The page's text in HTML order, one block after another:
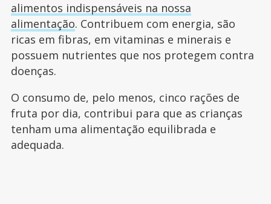
alimentos indispensáveis na nossa
alimentação. Contribuem com energia, são
ricas em fibras, em vitaminas e minerais e
possuem nutrientes que nos protegem contra
doenças.
O consumo de, pelo menos, cinco rações de
fruta por dia, contribui para que as crianças
tenham uma alimentação equilibrada e
adequada.